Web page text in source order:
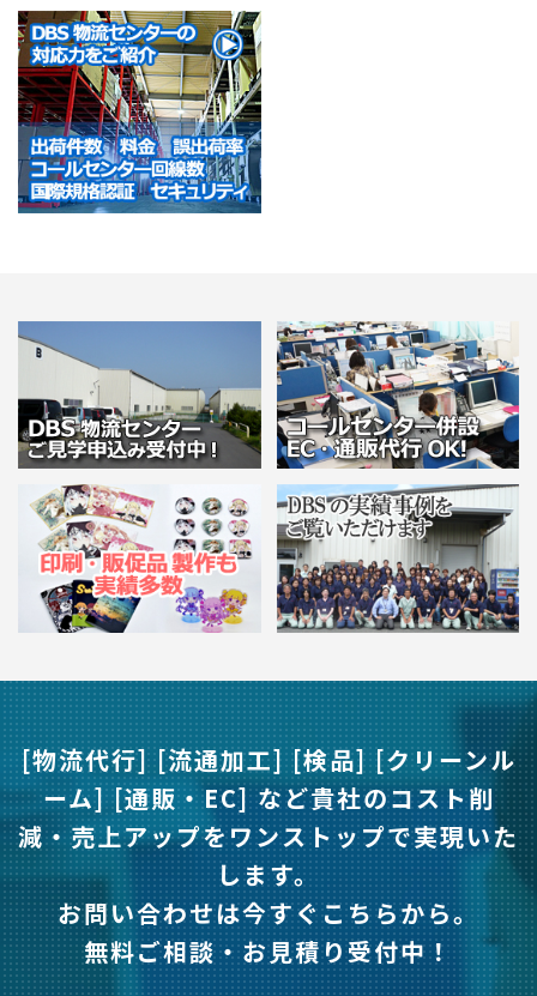
[物流代行] [流通加工] [検品] [クリーンル
ーム] [通販・EC] など貴社のコスト削
減・売上アップをワンストップで実現いた
します。
お問い合わせは今すぐこちらから。
無料ご相談・お見積り受付中！